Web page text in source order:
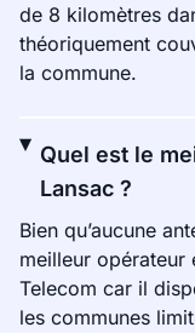
de 8 kilomètres
théoriquement
la commune.
Quel est le
Lansac ?
Bien qu’aucune
meilleur opérateur
Telecom car il
les communes